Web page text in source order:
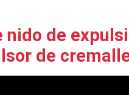
nido de
de